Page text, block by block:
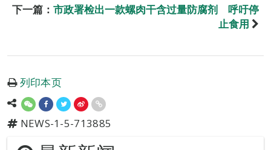
下一篇： 市政署检出一款螺肉干含过量防腐剂 呼吁停
止食用
列印本页
NEWS-1-5-713885